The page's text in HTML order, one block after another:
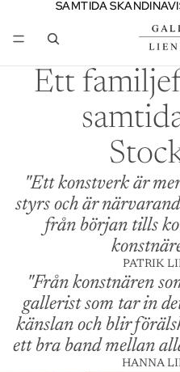
SAMTIDA
SAMTIDA
Ett
"Ett konstverk är
styrs och är
från början tills
PATRIK
"Från konstnären
gallerist som tar in
känslan och blir
ett bra band mellan
HANNA